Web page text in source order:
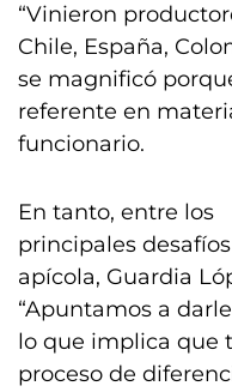
“Vinieron
Chile, España,
se magnificó
referente en
funcionario.
En tanto, entre los
principales
apícola, Guardia
“Apuntamos a
lo que implica que
proceso de